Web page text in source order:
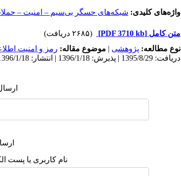
واژه‌های کلیدی: شبکه‌های حسگر بی‌سیم – امنیت –
متن کامل [PDF 3710 kb]
(۲۶۸۵ دریافت)
نوع مطالعه: پژوهشی | موضوع مقاله: رمز و امنیت
دریافت: 1395/8/29 | پذیرش: 1396/1/18 | انتشار: 1396/1/18
نام کاربری یا پست